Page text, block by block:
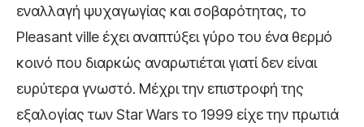
εναλλαγή ψυχαγωγίας και σοβαρότητας, το
Pleasant ville έχει αναπτύξει γύρο του ένα θερμό
κοινό που διαρκώς αναρωτιέται γιατί δεν είναι
ευρύτερα γνωστό. Μέχρι την επιστροφή της
εξαλογίας των Star Wars το 1999 είχε την πρωτιά